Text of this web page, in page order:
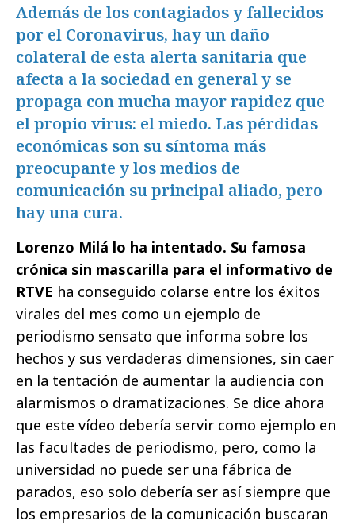
Además de los contagiados y fallecidos
por el Coronavirus, hay un daño
colateral de esta alerta sanitaria que
afecta a la sociedad en general y se
propaga con mucha mayor rapidez que
el propio virus: el miedo. Las pérdidas
económicas son su síntoma más
preocupante y los medios de
comunicación su principal aliado, pero
hay una cura.
Lorenzo Milá lo ha intentado. Su famosa
crónica sin mascarilla para el informativo de
RTVE ha conseguido colarse entre los éxitos
virales del mes como un ejemplo de
periodismo sensato que informa sobre los
hechos y sus verdaderas dimensiones, sin caer
en la tentación de aumentar la audiencia con
alarmismos o dramatizaciones. Se dice ahora
que este vídeo debería servir como ejemplo en
las facultades de periodismo, pero, como la
universidad no puede ser una fábrica de
parados, eso solo debería ser así siempre que
los empresarios de la comunicación buscaran